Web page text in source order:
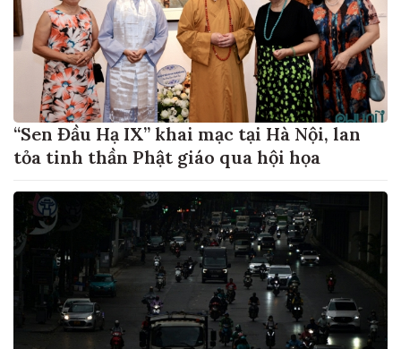
“Sen Đầu Hạ IX” khai mạc tại Hà Nội, lan
tỏa tinh thần Phật giáo qua hội họa